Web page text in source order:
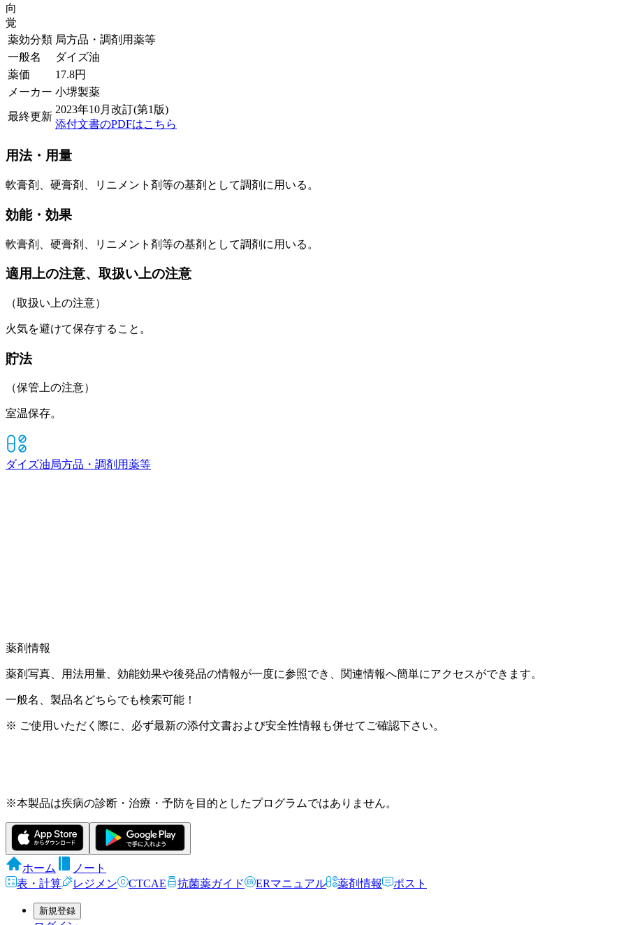
向
覚
薬効分類 局方品・調剤用薬等
一般名
ダイズ油
薬価
17.8円
メーカー 小堺製薬
最終更新
2023年10月改訂(第1版)
添付文書のPDFはこちら
用法・用量
軟膏剤、硬膏剤、リニメント剤等の基剤として調剤に用いる。
効能・効果
軟膏剤、硬膏剤、リニメント剤等の基剤として調剤に用いる。
適用上の注意、取扱い上の注意
（取扱い上の注意）
火気を避けて保存すること。
貯法
（保管上の注意）
室温保存。
ダイズ油局方品・調剤用薬等
薬剤情報
薬剤写真、用法用量、効能効果や後発品の情報が一度に参照でき、関連情報へ簡単にアクセスができます。
一般名、製品名どちらでも検索可能！
※ ご使用いただく際に、必ず最新の添付文書および安全性情報も併せてご確認下さい。
※本製品は疾病の診断・治療・予防を目的としたプログラムではありません。
ホーム
ノート
表・計算
レジメン CTCAE 抗菌薬ガイド ERマニュアル 薬剤情報 ポスト
新規登録